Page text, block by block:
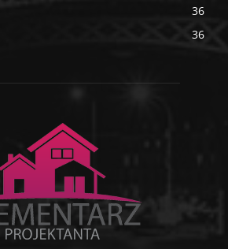
36
36